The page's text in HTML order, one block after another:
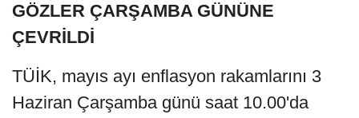
GÖZLER ÇARŞAMBA GÜNÜNE
ÇEVRİLDİ
TÜİK, mayıs ayı enflasyon rakamlarını 3
Haziran Çarşamba günü saat 10.00'da